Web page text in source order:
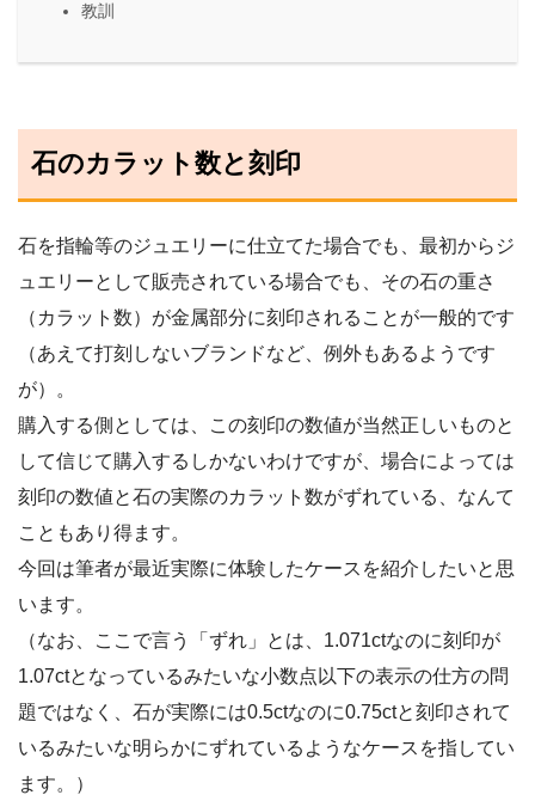
教訓
石のカラット数と刻印
石を指輪等のジュエリーに仕立てた場合でも、最初からジ
ュエリーとして販売されている場合でも、その石の重さ
（カラット数）が金属部分に刻印されることが一般的です
（あえて打刻しないブランドなど、例外もあるようです
が）。
購入する側としては、この刻印の数値が当然正しいものと
して信じて購入するしかないわけですが、場合によっては
刻印の数値と石の実際のカラット数がずれている、なんて
こともあり得ます。
今回は筆者が最近実際に体験したケースを紹介したいと思
います。
（なお、ここで言う「ずれ」とは、1.071ctなのに刻印が
1.07ctとなっているみたいな小数点以下の表示の仕方の問
題ではなく、石が実際には0.5ctなのに0.75ctと刻印されて
いるみたいな明らかにずれているようなケースを指してい
ます。）